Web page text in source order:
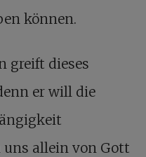
können.
greift dieses
er will die
uns allein von Gott